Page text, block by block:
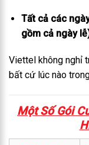
Tất cả các
gồm cả ngày
Viettel không nghỉ
bất cứ lúc nào
Một Số Gói